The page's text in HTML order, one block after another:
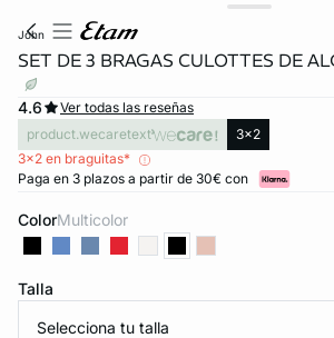
john
SET DE 3 BRAGAS CULOTTES DE
4.6
Ver todas las reseñas
product.wecaretext
3x2
3x2 en braguitas*
Paga en 3 plazos a partir de 30€ con
Color multicolor
Talla
Selecciona tu talla